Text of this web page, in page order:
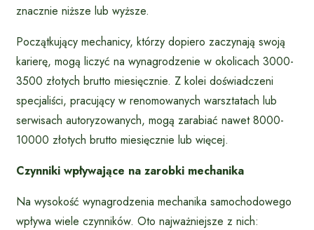
znacznie niższe lub wyższe.
Początkujący mechanicy, którzy dopiero zaczynają swoją
karierę, mogą liczyć na wynagrodzenie w okolicach 3000-
3500 złotych brutto miesięcznie. Z kolei doświadczeni
specjaliści, pracujący w renomowanych warsztatach lub
serwisach autoryzowanych, mogą zarabiać nawet 8000-
10000 złotych brutto miesięcznie lub więcej.
Czynniki wpływające na zarobki mechanika
Na wysokość wynagrodzenia mechanika samochodowego
wpływa wiele czynników. Oto najważniejsze z nich: